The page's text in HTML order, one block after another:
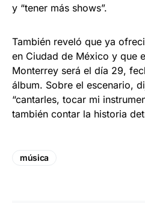
y “tener más shows”.
También reveló que ya
en Ciudad de México y que
Monterrey será el día 29,
álbum. Sobre el escenario,
“cantarles, tocar mi
también contar la historia
música